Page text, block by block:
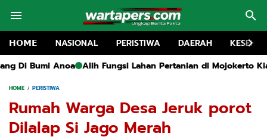
𝗛𝗢𝗠𝗘 NASIONAL PERISTIWA DAERAH
Lahan Pertanian di Mojokerto Kian Masif, DPRD
HOME PERISTIWA
Rumah Warga Desa Jeruk porot
Dilalap Si Jago Merah